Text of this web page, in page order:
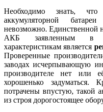
Необходимо знать,
аккумуляторной
невозможно. Единственной
АКБ заявленным в
характеристикам является
Проверенные
заводах исчерпывающую
производителе нет
хорошенько задуматься.
потрачены впустую, такой
из строя дорогостоящее